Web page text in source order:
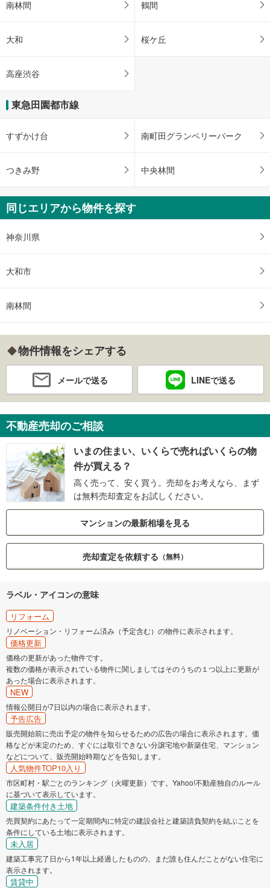
南林間 鶴間
大和 桜ケ丘
高座渋谷
東急田園都市線
すずかけ台 南町田グランベリーパーク
つきみ野 中央林間
同じエリアから物件を探す
神奈川県
大和市
南林間
物件情報をシェアする
メールで送る LINEで送る
不動産売却のご相談
いまの住まい、いくらで売ればいくらの物
件が買える？
高く売って、安く買う。売却をお考えなら、まず
は無料売却査定をお試しください。
マンションの最新相場を見る
売却査定を依頼する （無料）
ラベル・アイコンの意味
リフォーム
リノベーション・リフォーム済み（予定含む）の物件に表示されます。
価格更新
価格の更新があった物件です。
複数の価格が表示されている物件に関しましてはそのうちの１つ以上に更新が
あった場合に表示されます。
NEW
情報公開日が7日以内の場合に表示されます。
予告広告
販売開始前に売出予定の物件を知らせるための広告の場合に表示されます。価
格などが未定のため、すぐには取引できない分譲宅地や新築住宅、マンション
などについて、販売開始時期などを告知します。
人気物件TOP10入り
市区町村・駅ごとのランキング（火曜更新）です。Yahoo!不動産独自のルール
に基づいて表示しています。
建築条件付き土地
売買契約にあたって一定期間内に特定の建設会社と建築請負契約を結ぶことを
条件にしている土地に表示されます。
未入居
建築工事完了日から1年以上経過したものの、まだ誰も住んだことがない住宅に
表示されます。
賃貸中